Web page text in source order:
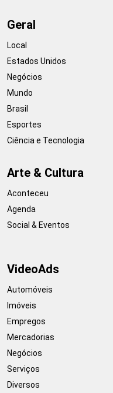
Geral
Local
Estados Unidos
Negócios
Mundo
Brasil
Esportes
Ciência e Tecnologia
Arte & Cultura
Aconteceu
Agenda
Social & Eventos
VideoAds
Automóveis
Imóveis
Empregos
Mercadorias
Negócios
Serviços
Diversos